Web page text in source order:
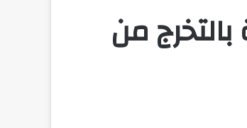
تهنئة بالتخرج من